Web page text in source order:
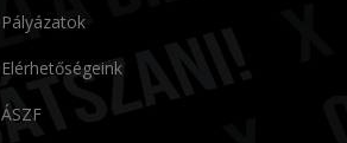
Pályázatok
Elérhetőségeink
ÁSZF